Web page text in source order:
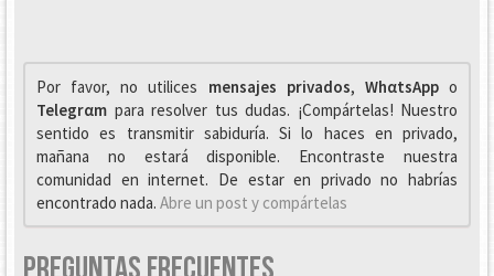
Por favor, no utilices mensajes privados, WhαtsAppo
Telegrαm para resolver tus dudas. ¡Compártelas! Nuestro
sentido es transmitir sabiduría. Si lo haces en privado,
mañana no estará disponible. Encontraste nuestra
comunidad en internet. De estar en privado no habrías
encontrado nada. Abre un post y compártelas